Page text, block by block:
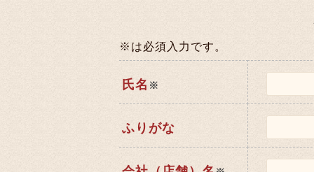
※は必須入力です。
氏名 ※
ふりがな